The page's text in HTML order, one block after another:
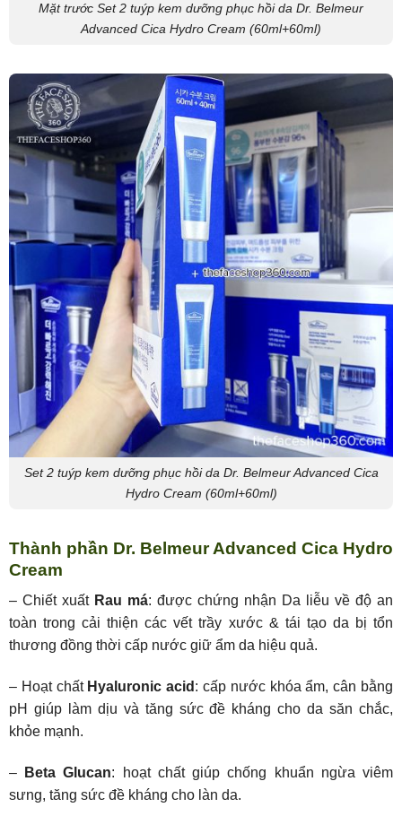
Mặt trước Set 2 tuýp kem dưỡng phục hồi da Dr. Belmeur
Advanced Cica Hydro Cream (60ml+60ml)
Set 2 tuýp kem dưỡng phục hồi da Dr. Belmeur Advanced Cica
Hydro Cream (60ml+60ml)
Thành phần Dr. Belmeur Advanced Cica Hydro
Cream
– Chiết xuấtRau má: được chứng nhận Da liễu về độ an
toàn trong cải thiện các vết trầy xước & tái tạo da bị tổn
thương đồng thời cấp nước giữ ẩm da hiệu quả.
– Hoạt chất Hyaluronic acid : cấp nước khóa ẩm, cân bằng
pH giúp làm dịu và tăng sức đề kháng cho da săn chắc,
khỏe mạnh.
– Beta Glucan: hoạt chất giúp chống khuẩn ngừa viêm
sưng, tăng sức đề kháng cho làn da.